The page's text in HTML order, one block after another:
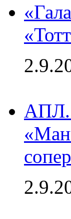
АПЛ.